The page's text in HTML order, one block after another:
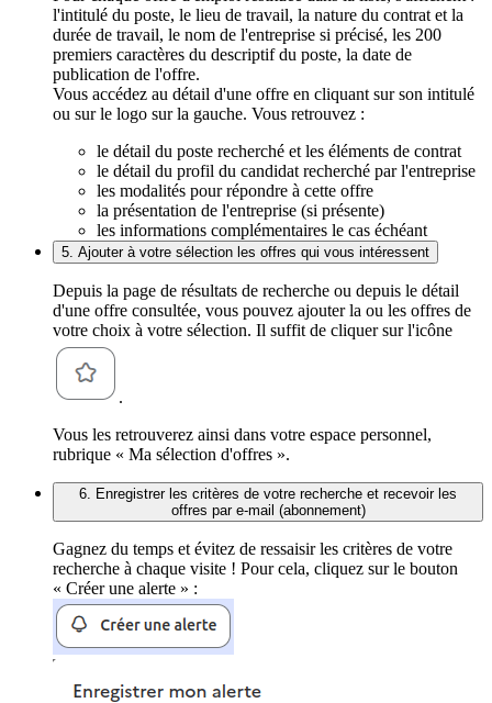
l'intitulé du poste, le lieu de travail, la nature du contrat et la
durée de travail, le nom de l'entreprise si précisé, les 200
premiers caractères du descriptif du poste, la date de
publication de l'offre.
Vous accédez au détail d'une offre en cliquant sur son intitulé
ou sur le logo sur la gauche. Vous retrouvez :
le détail du poste recherché et les éléments de contrat
le détail du profil du candidat recherché par l'entreprise
les modalités pour répondre à cette offre
la présentation de l'entreprise (si présente)
les informations complémentaires le cas échéant
5. Ajouter à votre sélection les offres qui vous intéressent
Depuis la page de résultats de recherche ou depuis le détail
d'une offre consultée, vous pouvez ajouter la ou les offres de
votre choix à votre sélection. Il suffit de cliquer sur l'icône
.
Vous les retrouverez ainsi dans votre espace personnel,
rubrique « Ma sélection d'offres ».
6. Enregistrer les critères de votre recherche et recevoir les
offres par e-mail (abonnement)
Gagnez du temps et évitez de ressaisir les critères de votre
recherche à chaque visite ! Pour cela, cliquez sur le bouton
« Créer une alerte » :